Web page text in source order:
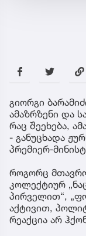
გიორგი
ამაზრზენი და
რაც შეეხება,
- განუცხადა
პრემიერ-
როგორც
კოლექტიურ
პირველით“,
აქტივით,
რეაქცია არ